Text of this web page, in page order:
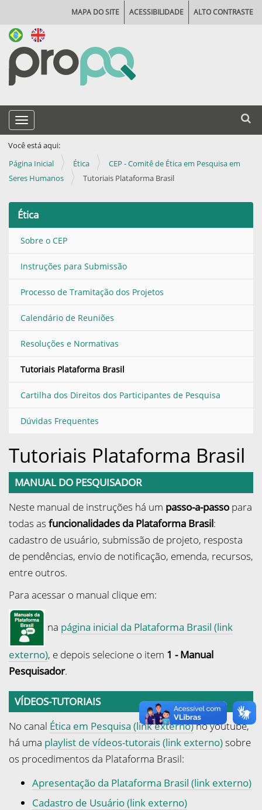
Busca
MAPA DO SITE ACESSIBILIDADE ALTO CONTRASTE
Toggle navigation
Você está aqui:
Página Inicial
Ética
CEP - Comitê de Ética em Pesquisa em
Seres Humanos
Tutoriais Plataforma Brasil
Ética
Sobre o CEP
Instruções para Submissão
Processo de Tramitação dos Projetos
Calendário de Reuniões
Resoluções e Normativas
Tutoriais Plataforma Brasil
Cartilha dos Direitos dos Participantes de Pesquisa
Dúvidas Frequentes
Tutoriais Plataforma Brasil
MANUAL DO PESQUISADOR
Neste manual de instruções há um passo-a-passo para
todas as funcionalidades da Plataforma Brasil:
cadastro de usuário, submissão de projeto, resposta
de pendências, envio de notificação, emenda, recursos,
entre outros.
Para acessar o manual clique em:
na página inicial da Plataforma Brasil (link
externo), e depois selecione o item 1 - Manual
Pesquisador.
VÍDEOS-TUTORIAIS
No canal Ética em Pesquisa (link externo)no youtube,
há uma playlist de vídeos-tutorais (link externo)sobre
os procedimentos da Plataforma Brasil:
Apresentação da Plataforma Brasil (link externo)
Cadastro de Usuário (link externo)